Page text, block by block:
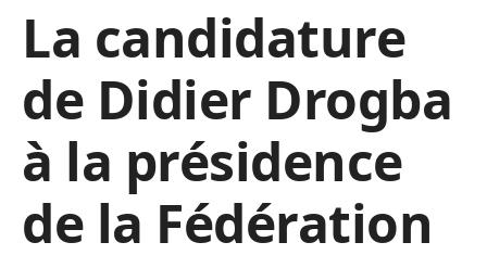
La candidature
de Didier Drogba
à la présidence
de la Fédération